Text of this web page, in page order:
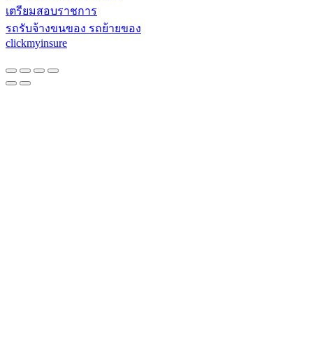
เตรียมสอบราชการ
รถรับจ้างขนของ รถย้ายของ
clickmyinsure